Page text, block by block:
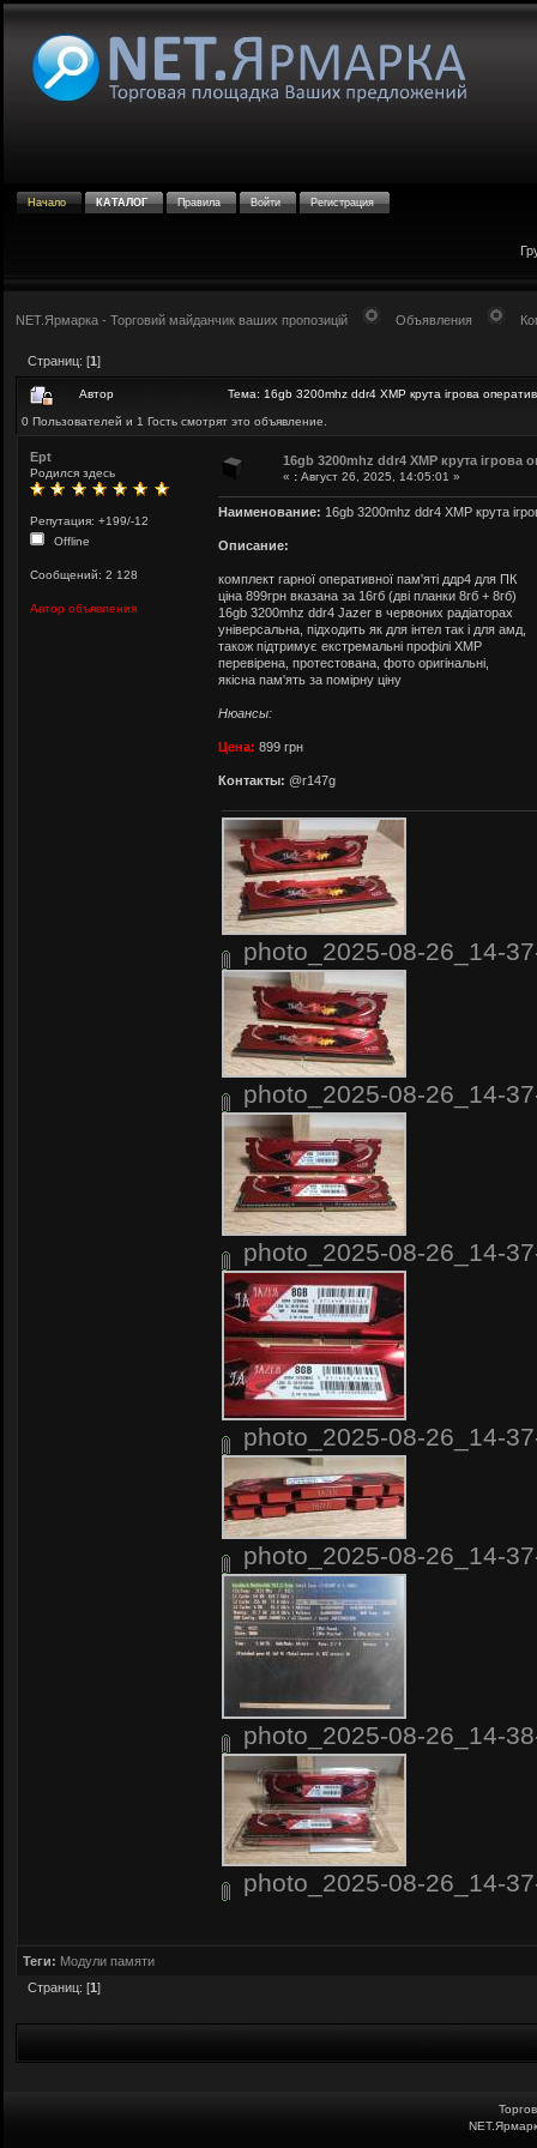
Начало КАТАЛОГ Правила Войти Регистрация
NET.Ярмарка - Торговий майданчик ваших пропозицій Объявления
Страниц: [1]
Автор Тема: 16gb 3200mhz ddr4 XMP крута ігрова
0 Пользователей и 1 Гость смотрят это объявление.
Ept
Родился здесь
Репутация: +199/-12
Offline
Сообщений: 2 128
Автор объявления
16gb 3200mhz ddr4 XMP крута ігрова
« : Август 26, 2025, 14:05:01 »
Наименование: 16gb 3200mhz ddr4 XMP крута
Описание:
комплект гарної оперативної пам'яті ддр4 для ПК
ціна 899грн вказана за 16гб (дві планки 8гб + 8гб)
16gb 3200mhz ddr4 Jazer в червоних радіаторах
універсальна, підходить як для інтел так і для амд,
також підтримує екстремальні профілі XMP
перевірена, протестована, фото оригінальні,
якісна пам'ять за помірну ціну
Нюансы:
Цена: 899 грн
Контакты: @r147g
photo_2025-08-26_14-
photo_2025-08-26_14-
photo_2025-08-26_14-
photo_2025-08-26_14-
photo_2025-08-26_14-
photo_2025-08-26_14-
photo_2025-08-26_14-
Теги: Модули памяти
Страниц: [1]